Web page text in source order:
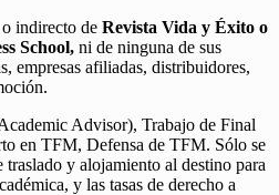
indirecto de Revista Vida y Éxito o
School, ni de ninguna de sus
empresas afiliadas, distribuidores,
Advisor), Trabajo de Final
en TFM, Defensa de TFM. Sólo se
traslado y alojamiento al destino para
y las tasas de derecho a